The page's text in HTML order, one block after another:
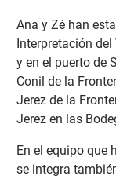
Ana y Zé han
Interpretación
y en el puerto de
Conil de la
Jerez de la
Jerez en las
En el equipo que
se integra